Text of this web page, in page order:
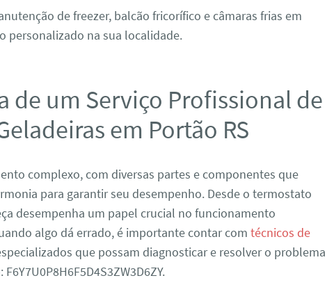
de freezer, balcão fricorífico e câmaras frias em
personalizado na sua localidade.
de um Serviço Profissional de
em Portão RS
complexo, com diversas partes e componentes que
para garantir seu desempenho. Desde o termostato
desempenha um papel crucial no funcionamento
algo dá errado, é importante contar comtécnicos de
que possam diagnosticar e resolver o problema